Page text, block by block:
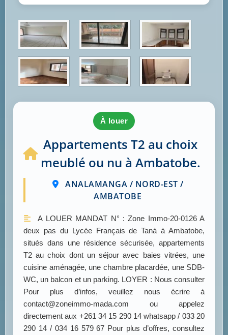
à louer
Appartements T2 au choix
meublé ou nu à Ambatobe.
ANALAMANGA / NORD-EST /
AMBATOBE
A LOUER MANDAT N° : Zone Immo-20-0126 A
deux pas du Lycée Français de Tanà à Ambatobe,
situés dans une résidence sécurisée, appartements
T2 au choix dont un séjour avec baies vitrées, une
cuisine aménagée, une chambre placardée, une SDB-
WC, un balcon et un parking. LOYER : Nous consulter
Pour plus d’infos, veuillez nous écrire à
contact@zoneimmo-mada.com ou appelez
directement aux +261 34 15 290 14 whatsapp / 033 20
290 14 / 034 16 579 67 Pour plus d’offres, consultez